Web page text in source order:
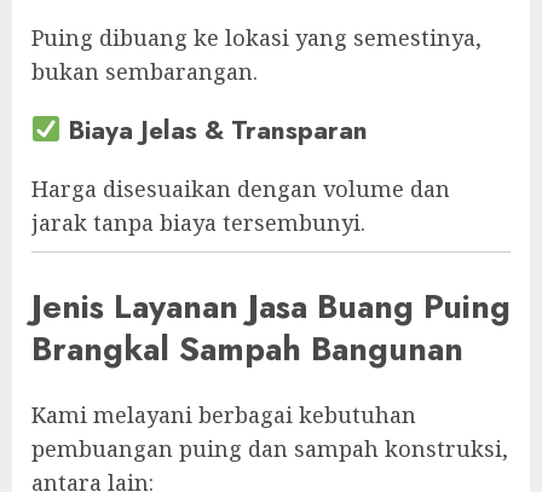
Puing dibuang ke lokasi yang semestinya,
bukan sembarangan.
Biaya Jelas & Transparan
Harga disesuaikan dengan volume dan
jarak tanpa biaya tersembunyi.
Jenis Layanan Jasa Buang Puing
Brangkal Sampah Bangunan
Kami melayani berbagai kebutuhan
pembuangan puing dan sampah konstruksi,
antara lain: